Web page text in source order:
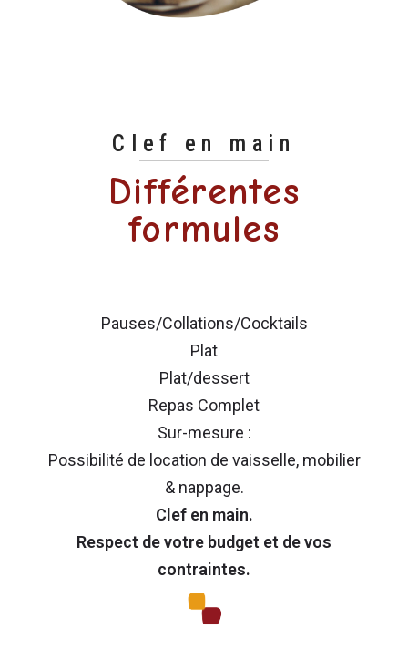
Clef en main
Différentes
formules
Pauses/Collations/Cocktails
Plat
Plat/dessert
Repas Complet
Sur-mesure :
Possibilité de location de vaisselle, mobilier
& nappage.
Clef en main.
Respect de votre budget et de vos
contraintes.